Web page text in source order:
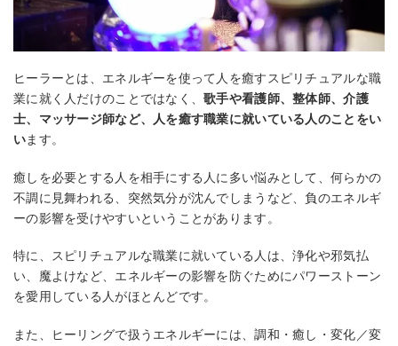
ヒーラーとは、エネルギーを使って人を癒すスピリチュアルな職
業に就く人だけのことではなく、歌手や看護師、整体師、介護
士、マッサージ師など、人を癒す職業に就いている人のことをい
います。
癒しを必要とする人を相手にする人に多い悩みとして、何らかの
不調に見舞われる、突然気分が沈んでしまうなど、負のエネルギ
ーの影響を受けやすいということがあります。
特に、スピリチュアルな職業に就いている人は、浄化や邪気払
い、魔よけなど、エネルギーの影響を防ぐためにパワーストーン
を愛用している人がほとんどです。
また、ヒーリングで扱うエネルギーには、調和・癒し・変化／変